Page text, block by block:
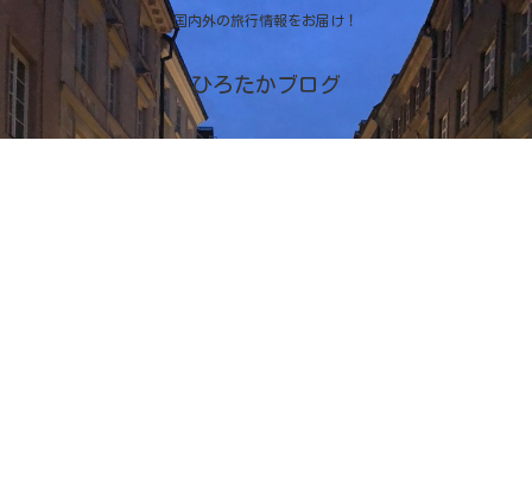
国内外の旅行情報をお届け！
ひろたかブログ